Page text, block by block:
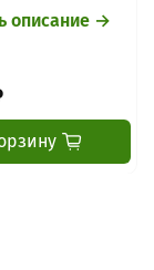
описание →